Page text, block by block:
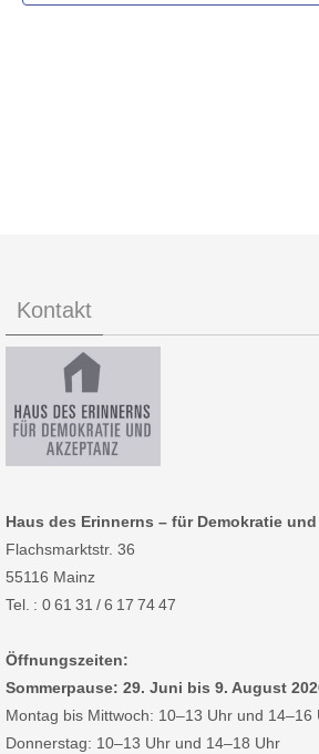
Kontakt
Haus des Erinnerns – für Demokratie
Flachsmarktstr. 36
55116 Mainz
Tel. : 0 61 31 / 6 17 74 47
Öffnungszeiten:
Sommerpause: 29. Juni bis 9. August
Montag bis Mittwoch: 10–13 Uhr und 14–16
Donnerstag: 10–13 Uhr und 14–18 Uhr